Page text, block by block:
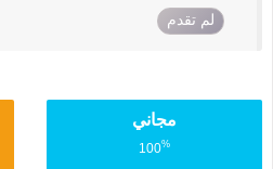
لم تقدم
مجاني
100%